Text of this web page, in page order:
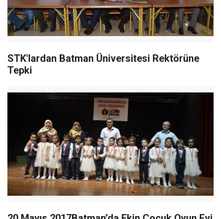
STK'lardan Batman Üniversitesi Rektörüne
Tepki